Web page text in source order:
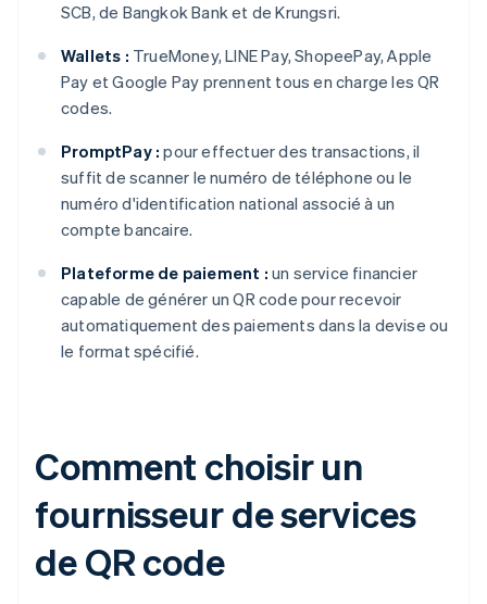
SCB, de Bangkok Bank et de Krungsri.
Wallets : TrueMoney, LINE Pay, ShopeePay, Apple
Pay et Google Pay prennent tous en charge les QR
codes.
PromptPay : pour effectuer des transactions, il
suffit de scanner le numéro de téléphone ou le
numéro d'identification national associé à un
compte bancaire.
Plateforme de paiement : un service financier
capable de générer un QR code pour recevoir
automatiquement des paiements dans la devise ou
le format spécifié.
Comment choisir un
fournisseur de services
de QR code